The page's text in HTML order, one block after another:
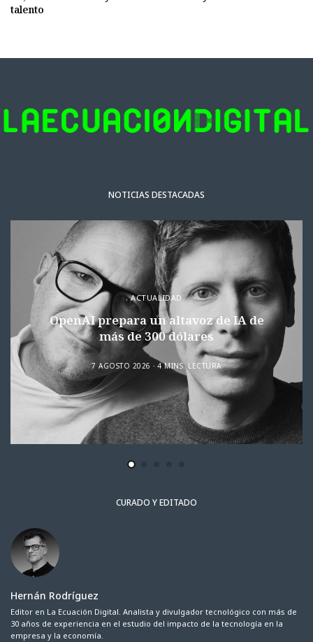
talento
NOTICIAS DESTACADAS
ACTUALIDAD
OpenAI prepara un altavoz de IA de
más de 300 dólares
7 AGOSTO 2026 4 MINS. LECTURA
CURADO Y EDITADO
Hernán Rodríguez
Editor en La Ecuación Digital. Analista y divulgador tecnológico con más de
30 años de experiencia en el estudio del impacto de la tecnología en la
empresa y la economía.